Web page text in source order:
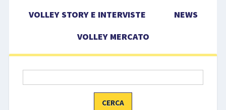
COMPETIZIONI
EVENTI
VOLLEY STORY E INTERVISTE
NEWS
VOLLEY MERCATO